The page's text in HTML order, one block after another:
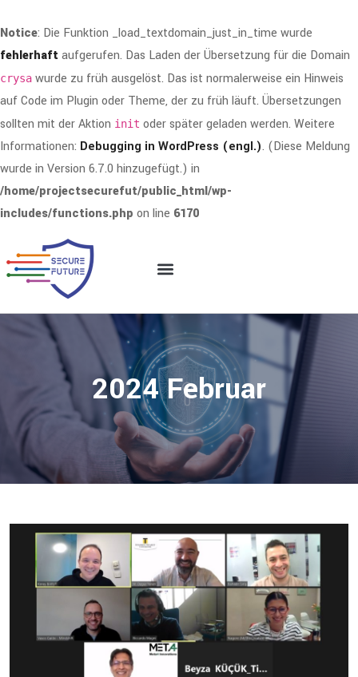
Notice: Die Funktion _load_textdomain_just_in_time wurde
fehlerhaftaufgerufen. Das Laden der Übersetzung für die Domain
crysa wurde zu früh ausgelöst. Das ist normalerweise ein Hinweis
auf Code im Plugin oder Theme, der zu früh läuft. Übersetzungen
sollten mit der Aktion init oder später geladen werden. Weitere
Informationen: Debugging in WordPress (engl.). (Diese Meldung
wurde in Version 6.7.0 hinzugefügt.) in
/home/projectsecurefut/public_html/wp-
includes/functions.php on line 6170
2024 Februar